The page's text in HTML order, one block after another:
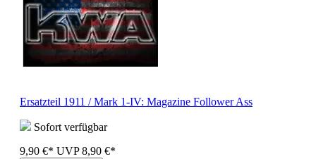
Ersatzteil 1911 / Mark 1-IV: Magazine Follower Ass
Sofort verfügbar
9,90 €* UVP 8,90 €*